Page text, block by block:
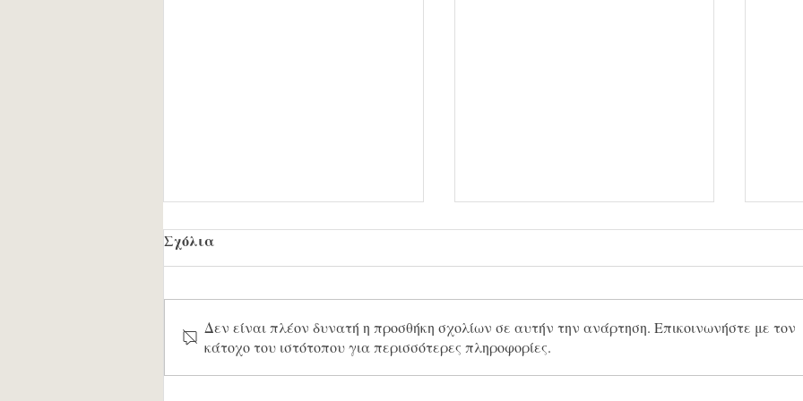
Στο αντάμωμα του
"Η Δ.Ε.Η. συνεχίζει το
Σχόλια
Δεν είναι πλέον δυνατή η προσθήκη σχολίων σε αυτήν την ανάρτηση. Επικοινωνήστε με τον
κάτοχο του ιστότοπου για περισσότερες πληροφορίες.